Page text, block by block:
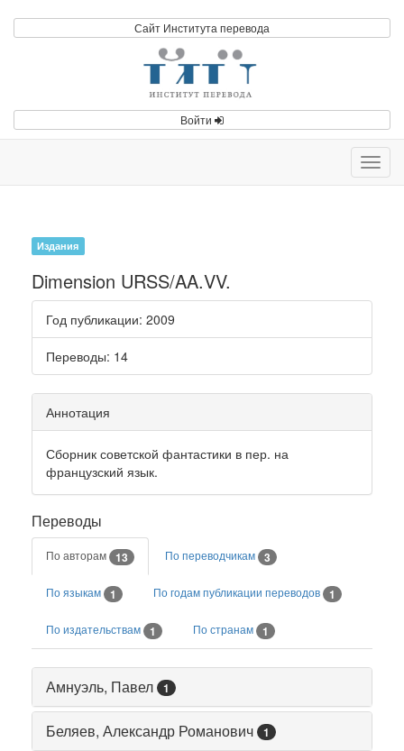
Сайт Института перевода
Войти
Издания
Dimension URSS/AA.VV.
Год публикации: 2009
Переводы: 14
Аннотация
Сборник советской фантастики в пер. на
французский язык.
Переводы
По авторам 13 По переводчикам 3
По языкам 1 По годам публикации переводов 1
По издательствам 1 По странам 1
Амнуэль, Павел 1
Беляев, Александр Романович 1